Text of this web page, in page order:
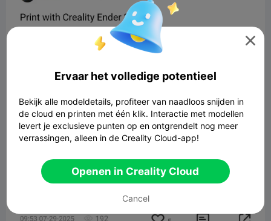

Ervaar het volledige potentieel
Bekijk alle modeldetails, profiteer van naadloos snijden in
de cloud en printen met één klik. Interactie met modellen
levert je exclusieve punten op en ontgrendelt nog meer
verrassingen, alleen in de Creality Cloud-app!
Openen in Creality Cloud
Cancel